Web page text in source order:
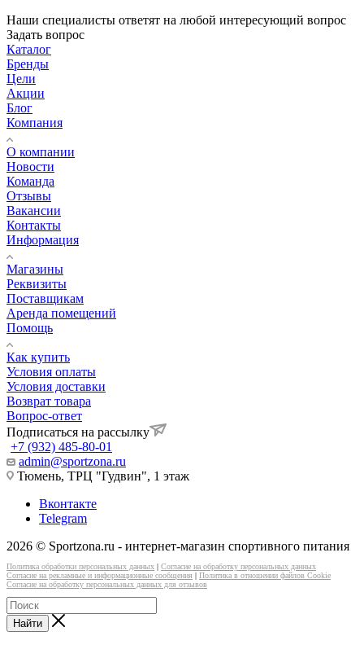
Наши специалисты ответят на любой интересующий вопрос
Задать вопрос
Каталог
Бренды
Цели
Акции
Блог
Компания
О компании
Новости
Команда
Отзывы
Вакансии
Контакты
Информация
Магазины
Реквизиты
Поставщикам
Аренда помещений
Помощь
Как купить
Условия оплаты
Условия доставки
Возврат товара
Вопрос-ответ
Подписаться на рассылку
+7 (932) 485-80-01
admin@sportzona.ru
Тюмень, ТРЦ "Гудвин", 1 этаж
Вконтакте
Telegram
2026 © Sportzona.ru - интернет-магазин спортивного питания
Политика обработки персональных данных | Согласие на обработку персональных данных
Согласие на рекламные и информационные сообщения | Политика в отношении файлов Cookie
Согласие на обработку персональных данных для отзывов
Найти